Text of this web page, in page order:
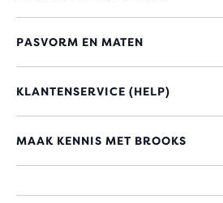
PASVORM EN MATEN
KLANTENSERVICE (HELP)
MAAK KENNIS MET BROOKS